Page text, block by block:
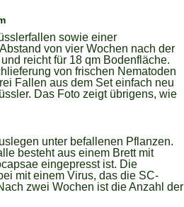
sowie einer
von vier Wochen nach der
reicht für 18 qm Bodenfläche.
von frischen Nematoden
Fallen aus dem Set einfach neu
Das Foto zeigt übrigens, wie
unter befallenen Pflanzen.
besteht aus einem Brett mit
eingepresst ist. Die
mit einem Virus, das die SC-
zwei Wochen ist die Anzahl der